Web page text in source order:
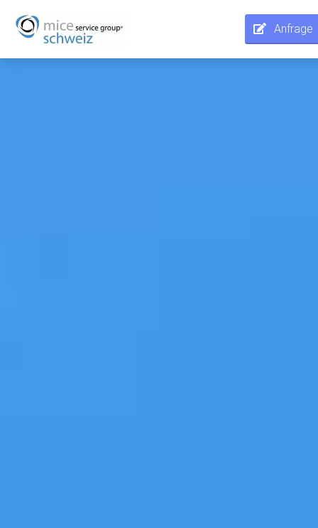
Anfrage